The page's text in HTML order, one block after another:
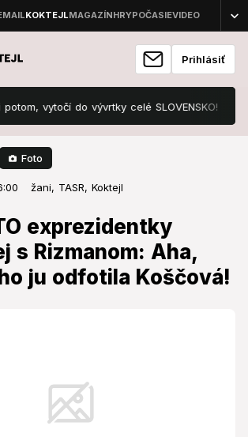
Prihlásiť
do vývrtky celé SLOVENSKO! Známe
Foto
žani, TASR, Koktejl
exprezidentky
s Rizmanom: Aha,
ju odfotila Koščová!
05. aug. 2025 o 06:00
exprezidentky
Rizmanom: Aha,
ju odfotila Koščová!
užila so svojou láskou.